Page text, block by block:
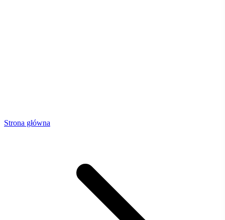
Strona główna